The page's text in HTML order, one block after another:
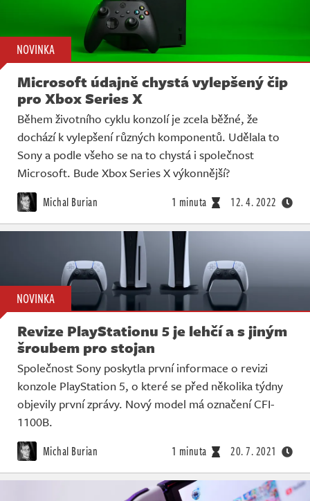
NOVINKA
Microsoft údajně chystá vylepšený čip
pro Xbox Series X
Během životního cyklu konzolí je zcela běžné, že
dochází k vylepšení různých komponentů. Udělala to
Sony a podle všeho se na to chystá i společnost
Microsoft. Bude Xbox Series X výkonnější?
Michal Burian 1 minuta 12. 4. 2022
NOVINKA
Revize PlayStationu 5 je lehčí a s jiným
šroubem pro stojan
Společnost Sony poskytla první informace o revizi
konzole PlayStation 5, o které se před několika týdny
objevily první zprávy. Nový model má označení CFI-
1100B.
Michal Burian 1 minuta 20. 7. 2021